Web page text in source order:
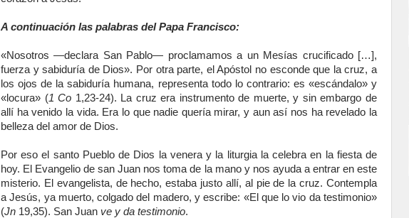
A continuación las palabras del Papa Francisco:
«Nosotros —declara San Pablo— proclamamos a un Mesías crucificado […],
fuerza y sabiduría de Dios». Por otra parte, el Apóstol no esconde que la cruz, a
los ojos de la sabiduría humana, representa todo lo contrario: es «escándalo» y
«locura» (1 Co 1,23-24). La cruz era instrumento de muerte, y sin embargo de
allí ha venido la vida. Era lo que nadie quería mirar, y aun así nos ha revelado la
belleza del amor de Dios.
Por eso el santo Pueblo de Dios la venera y la liturgia la celebra en la fiesta de
hoy. El Evangelio de san Juan nos toma de la mano y nos ayuda a entrar en este
misterio. El evangelista, de hecho, estaba justo allí, al pie de la cruz. Contempla
a Jesús, ya muerto, colgado del madero, y escribe: «El que lo vio da testimonio»
(Jn 19,35). San Juan ve y da testimonio.